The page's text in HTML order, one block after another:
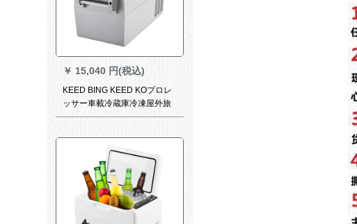
￥ 15,040 円(税込)
KEED BING KEED KOプロレ
ッサー車載冷蔵庫冷凍屋外旅
行冷凍トーラミニ冷蔵保温箱